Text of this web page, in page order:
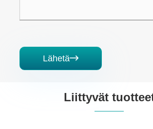
Lähetä
Liittyvät